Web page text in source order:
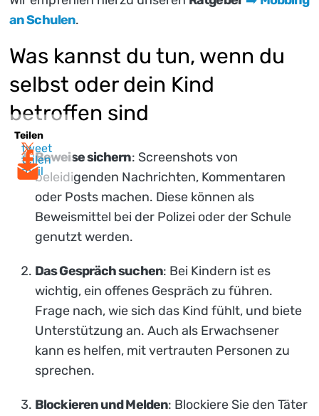
Teilen
tweet
teilen
mail
an Schulen.
Was kannst du tun, wenn du
selbst oder dein Kind
betroffen sind
Beweise sichern: Screenshots von
beleidigenden Nachrichten, Kommentaren
oder Posts machen. Diese können als
Beweismittel bei der Polizei oder der Schule
genutzt werden.
Das Gespräch suchen: Bei Kindern ist es
wichtig, ein offenes Gespräch zu führen.
Frage nach, wie sich das Kind fühlt, und biete
Unterstützung an. Auch als Erwachsener
kann es helfen, mit vertrauten Personen zu
sprechen.
Blockieren und Melden: Blockiere Sie den Täter